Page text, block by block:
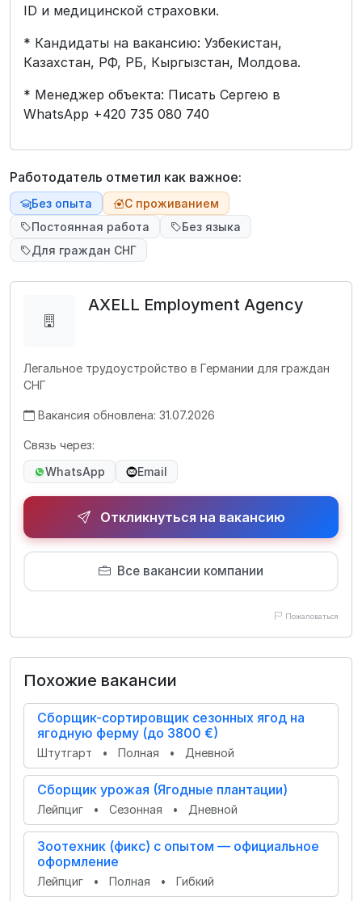
ID и медицинской страховки.
* Кандидаты на вакансию: Узбекистан,
Казахстан, РФ, РБ, Кыргызстан, Молдова.
* Менеджер объекта: Писать Сергею в
WhatsApp +420 735 080 740
Работодатель отметил как важное:
Без опыта
С проживанием
Постоянная работа
Без языка
Для граждан СНГ
AXELL Employment Agency
Легальное трудоустройство в Германии для граждан
СНГ
Вакансия обновлена: 31.07.2026
Связь через:
WhatsApp
Email
Откликнуться на вакансию
Все вакансии компании
Пожаловаться
Похожие вакансии
Сборщик-сортировщик сезонных ягод на
ягодную ферму (до 3800 €)
Штутгарт • Полная • Дневной
Сборщик урожая (Ягодные плантации)
Лейпциг • Сезонная • Дневной
Зоотехник (фикс) с опытом — официальное
оформление
Лейпциг • Полная • Гибкий